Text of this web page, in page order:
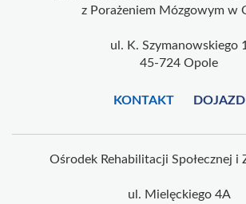
z Porażeniem Mózgowym w
ul. K. Szymanowskiego 1
45-724 Opole
KONTAKT DOJAZD
Ośrodek Rehabilitacji Społecznej i
ul. Mielęckiego 4A